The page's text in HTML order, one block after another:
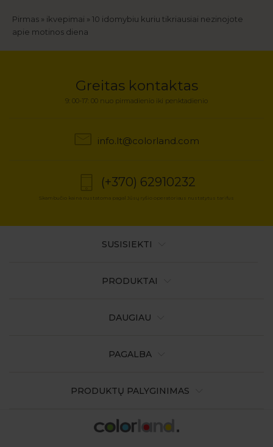
Kelias
Pirmas ikvepimai
10 idomybiu kuriu tikriausiai nezinojote
apie motinos diena
Greitas kontaktas
9: 00-17: 00 nuo pirmadienio iki penktadienio
info.lt@colorland.com
(+370) 62910232
Skambučio kaina nustatoma pagal Jūsų ryšio operatoriaus nustatytus tarifus
PRODUKTAI
DAUGIAU
PAGALBA
PRODUKTŲ PALYGINIMAS
SUSISIEKTI